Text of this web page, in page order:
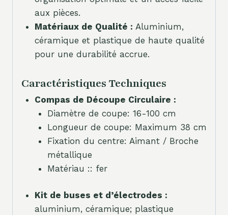
aux pièces.
Matériaux de Qualité : Aluminium,
céramique et plastique de haute qualité
pour une durabilité accrue.
Caractéristiques Techniques
Compas de Découpe Circulaire :
Diamètre de coupe: 16-100 cm
Longueur de coupe: Maximum 38 cm
Fixation du centre: Aimant / Broche
métallique
Matériau :: fer
Kit de buses et d’électrodes :
aluminium, céramique; plastique